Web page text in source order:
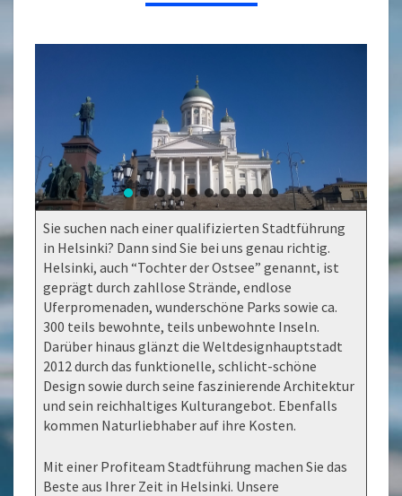
Sie suchen nach einer qualifizierten Stadtführung
in Helsinki? Dann sind Sie bei uns genau richtig.
Helsinki, auch “Tochter der Ostsee” genannt, ist
geprägt durch zahllose Strände, endlose
Uferpromenaden, wunderschöne Parks sowie ca.
300 teils bewohnte, teils unbewohnte Inseln.
Darüber hinaus glänzt die Weltdesignhauptstadt
2012 durch das funktionelle, schlicht-schöne
Design sowie durch seine faszinierende Architektur
und sein reichhaltiges Kulturangebot. Ebenfalls
kommen Naturliebhaber auf ihre Kosten.
Mit einer Profiteam Stadtführung machen Sie das
Beste aus Ihrer Zeit in Helsinki. Unsere